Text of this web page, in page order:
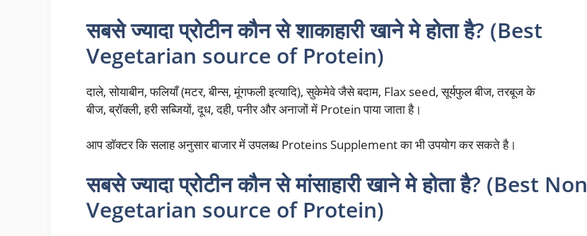
सबसे ज्यादा प्रोटीन कौन से शाकाहारी खाने मे होता है? (Best
Vegetarian source of Protein)
दाले, सोयाबीन, फलियाँ (मटर, बीन्स, मूंगफली इत्यादि), सुकेमेवे जैसे बदाम, Flax seed, सूर्यफुल बीज, तरबूज के
बीज, ब्रॉक्ली, हरी सब्जियों, दूध, दही, पनीर और अनाजों में Protein पाया जाता है।
आप डॉक्टर कि सलाह अनुसार बाजार में उपलब्ध Proteins Supplement का भी उपयोग कर सकते है।
सबसे ज्यादा प्रोटीन कौन से मांसाहारी खाने मे होता है? (Best Non
Vegetarian source of Protein)